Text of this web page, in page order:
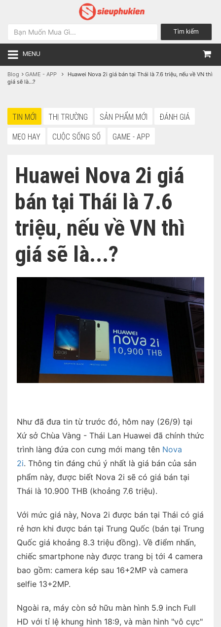
Tìm kiếm
MENU
Blog GAME - APP
Huawei Nova 2i giá bán tại Thái là 7.6 triệu, nếu về VN thì
giá sẽ là...?
TIN MỚI THỊ TRƯỜNG SẢN PHẨM MỚI ĐÁNH GIÁ
MẸO HAY CUỘC SỐNG SỐ GAME - APP
Huawei Nova 2i giá
bán tại Thái là 7.6
triệu, nếu về VN thì
giá sẽ là...?
Như đã đưa tin từ trước đó, hôm nay (26/9) tại
Xứ sở Chùa Vàng - Thái Lan Huawei đã chính thức
trình làng đứa con cưng mới mang tên Nova
2i. Thông tin đáng chú ý nhất là giá bán của sản
phẩm này, được biết Nova 2i sẽ có giá bán tại
Thái là 10.900 THB (khoảng 7.6 triệu).
Với mức giá này, Nova 2i được bán tại Thái có giá
rẻ hơn khi được bán tại Trung Quốc (bán tại Trung
Quốc giá khoảng 8.3 triệu đồng). Về điểm nhấn,
chiếc smartphone này được trang bị tới 4 camera
bao gồm: camera kép sau 16+2MP và camera
selfie 13+2MP.
Ngoài ra, máy còn sở hữu màn hình 5.9 inch Full
HD với tỉ lệ khung hình 18:9, và màn hình "vô cực"